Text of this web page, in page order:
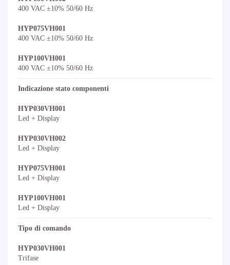
400 VAC ±10% 50/60 Hz
HYP075VH001
400 VAC ±10% 50/60 Hz
HYP100VH001
400 VAC ±10% 50/60 Hz
Indicazione stato componenti
HYP030VH001
Led + Display
HYP030VH002
Led + Display
HYP075VH001
Led + Display
HYP100VH001
Led + Display
Tipo di comando
HYP030VH001
Trifase